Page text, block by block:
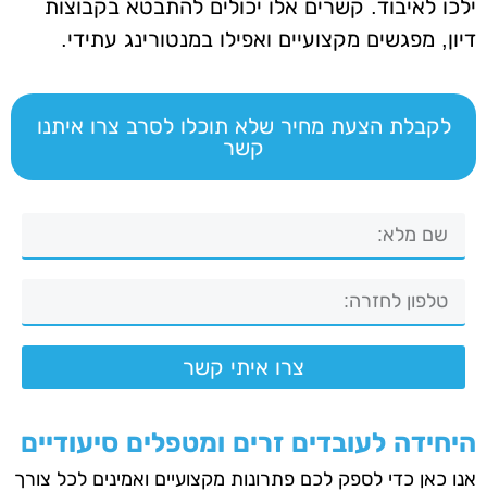
ילכו לאיבוד. קשרים אלו יכולים להתבטא בקבוצות
דיון, מפגשים מקצועיים ואפילו במנטורינג עתידי.
לקבלת הצעת מחיר שלא תוכלו לסרב צרו איתנו
קשר
צרו איתי קשר
היחידה לעובדים זרים ומטפלים סיעודיים
אנו כאן כדי לספק לכם פתרונות מקצועיים ואמינים לכל צורך